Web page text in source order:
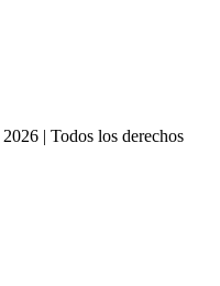
2026 |Todos los derechos